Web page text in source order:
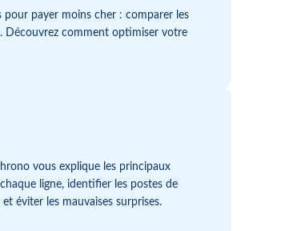
payer moins cher : comparer les
Découvrez comment optimiser votre
vous explique les principaux
ligne, identifier les postes de
éviter les mauvaises surprises.